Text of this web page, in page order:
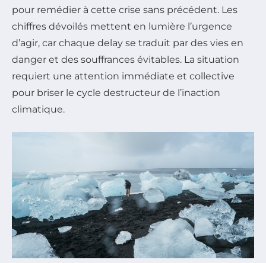
pour remédier à cette crise sans précédent. Les
chiffres dévoilés mettent en lumière l’urgence
d’agir, car chaque delay se traduit par des vies en
danger et des souffrances évitables. La situation
requiert une attention immédiate et collective
pour briser le cycle destructeur de l’inaction
climatique.